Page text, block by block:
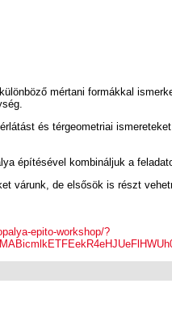
mértani formákkal
és térgeometriai
építésével kombináljuk a
várunk, de elsősök is részt
epito-workshop/?